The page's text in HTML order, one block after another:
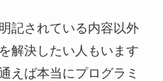
記されている内容以外
解決したい人もいます
えば本当にプログラミ